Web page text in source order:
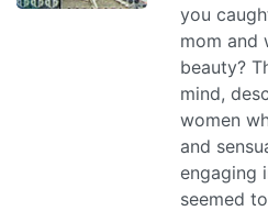
you
mom and
beauty?
mind,
women
and
engaging
seemed